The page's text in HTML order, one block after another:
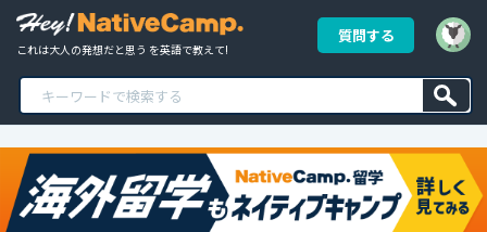
これは大人の発想だと思う を英語で教えて!
質問する